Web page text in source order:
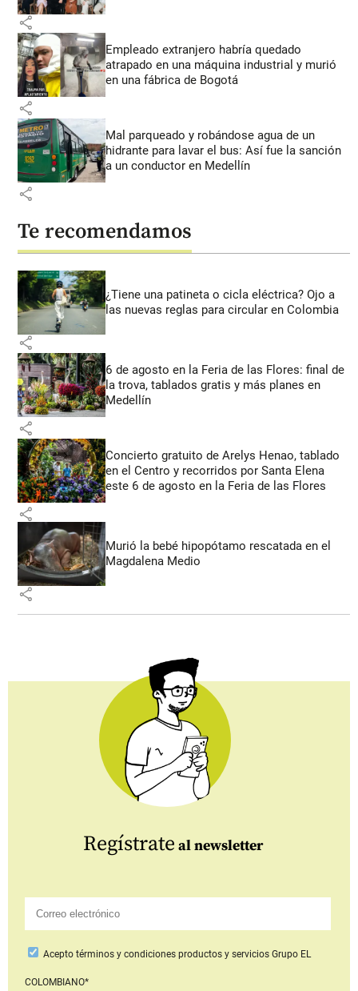
share
Empleado extranjero habría quedado
atrapado en una máquina industrial y murió
en una fábrica de Bogotá
share
Mal parqueado y robándose agua de un
hidrante para lavar el bus: Así fue la sanción
a un conductor en Medellín
share
Te recomendamos
¿Tiene una patineta o cicla eléctrica? Ojo a
las nuevas reglas para circular en Colombia
share
6 de agosto en la Feria de las Flores: final de
la trova, tablados gratis y más planes en
Medellín
share
Concierto gratuito de Arelys Henao, tablado
en el Centro y recorridos por Santa Elena
este 6 de agosto en la Feria de las Flores
share
Murió la bebé hipopótamo rescatada en el
Magdalena Medio
share
Regístrate al newsletter
Aceptotérminos y condiciones productos y serviciosGrupo EL
COLOMBIANO*